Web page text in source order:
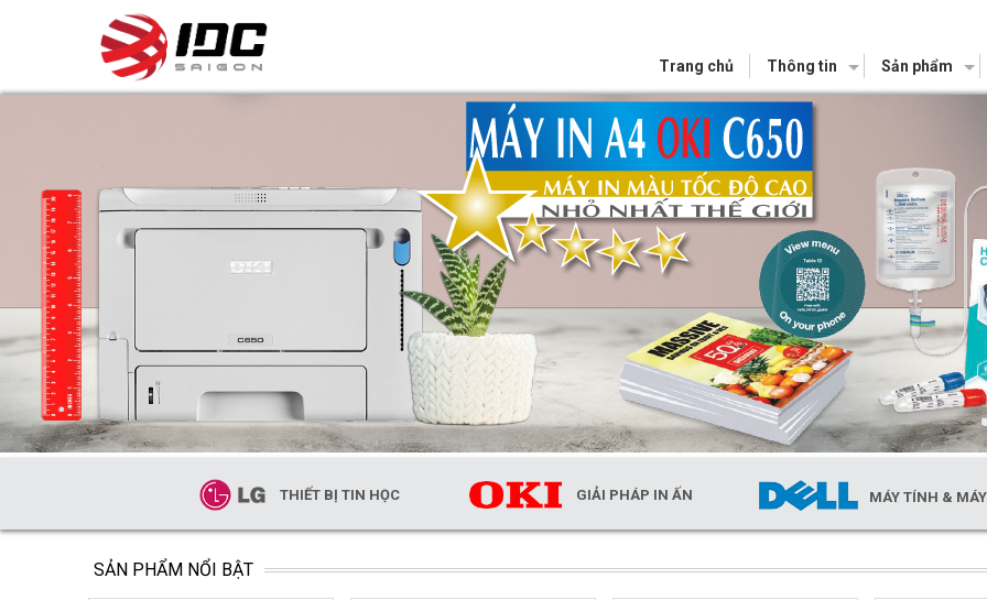
Trang chủ Thông tin Sản phẩm
THIẾT BỊ TIN HỌC GIẢI PHÁP IN ẤN MÁY TÍNH &
SẢN PHẨM NỔI BẬT